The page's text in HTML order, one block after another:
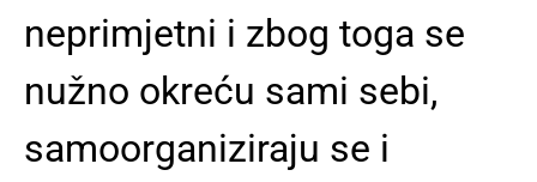
neprimjetni i zbog toga se
nužno okreću sami sebi,
samoorganiziraju se i